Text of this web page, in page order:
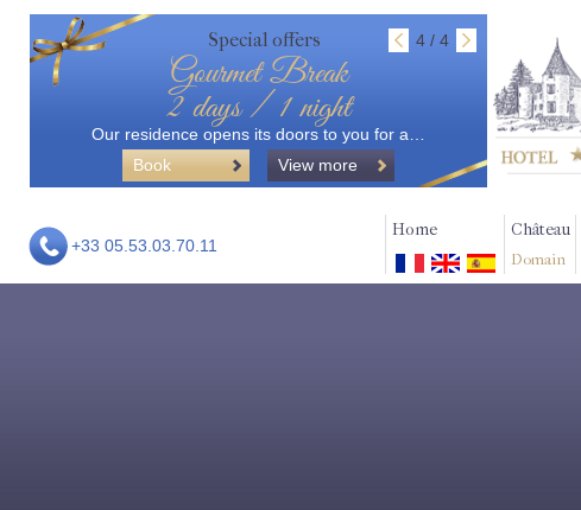
Special offers 4 / 4
Gourmet Break
2 days / 1 night
Our residence opens its doors to you for a…
Book
View more
+33 05.53.03.70.11
Home Château
Domain